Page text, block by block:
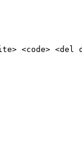
<code> <del